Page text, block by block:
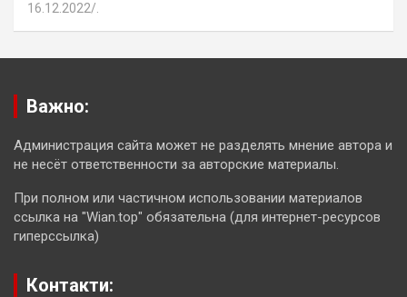
16.12.2022
Важно:
Администрация сайта может не разделять мнение автора и
не несёт ответственности за авторские материалы.
При полном или частичном использовании материалов
ссылка на "Wian.top" обязательна (для интернет-ресурсов
гиперссылка)
Контакти: